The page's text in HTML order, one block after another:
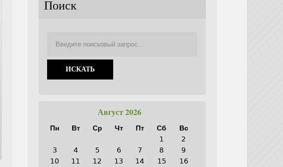
Поиск
Август 2026
Пн Вт Ср Чт Пт Сб
Вс
1
2
3
4 5 6 7 8
9
10
11 12 13 14 15
16